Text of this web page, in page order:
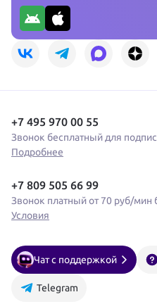
+7 495 970 00 55
Звонок бесплатный для
Подробнее
+7 809 505 66 99
Звонок платный от 70 руб/мин
Условия
Чат с поддержкой
Telegram